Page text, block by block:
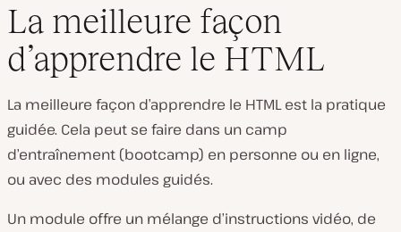
La meilleure façon
d’apprendre le HTML
La meilleure façon d’apprendre le HTML est la pratique
guidée. Cela peut se faire dans un camp
d’entraînement (bootcamp) en personne ou en ligne,
ou avec des modules guidés.
Un module offre un mélange d’instructions vidéo, de